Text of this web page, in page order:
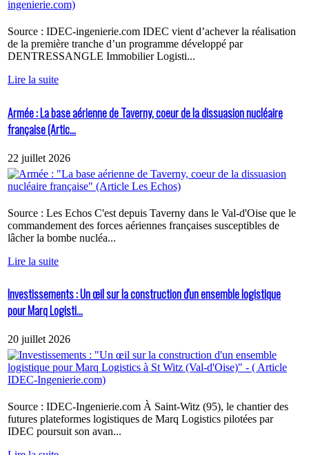
Source : IDEC-ingenierie.com IDEC vient d’achever la réalisation
de la première tranche d’un programme développé par
DENTRESSANGLE Immobilier Logisti...
Lire la suite
Armée : La base aérienne de Taverny, coeur de la dissuasion nucléaire
française (Artic...
22 juillet 2026
Source : Les Echos C'est depuis Taverny dans le Val-d'Oise que le
commandement des forces aériennes françaises susceptibles de
lâcher la bombe nucléa...
Lire la suite
Investissements : Un œil sur la construction d'un ensemble logistique
pour Marq Logisti...
20 juillet 2026
Source : IDEC-Ingenierie.com À Saint-Witz (95), le chantier des
futures plateformes logistiques de Marq Logistics pilotées par
IDEC poursuit son avan...